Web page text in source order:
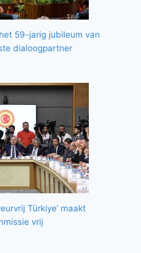
59-jarig jubileum van
dialoogpartner
Türkiye’ maakt
vrij